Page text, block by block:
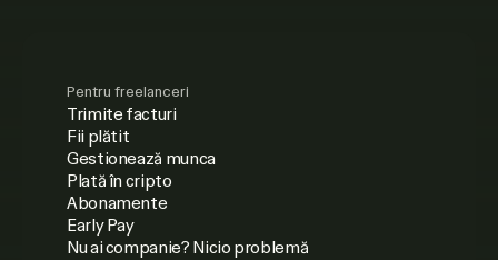
Pentru freelanceri
Trimite facturi
Fii plătit
Gestionează munca
Plată în cripto
Abonamente
Early Pay
Nu ai companie? Nicio problemă